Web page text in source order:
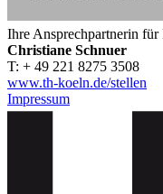
Ihre Ansprechpartnerin für
Christiane Schnuer
T: + 49 221 8275 3508
www.th-koeln.de/stellen
Impressum